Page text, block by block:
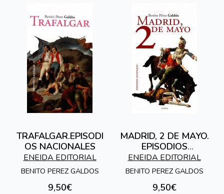
TRAFALGAR.EPISODI
OS NACIONALES
ENEIDA EDITORIAL
BENITO PEREZ GALDOS
9,50€
MADRID, 2 DE MAYO.
EPISODIOS
NACIONALES
ENEIDA EDITORIAL
BENITO PEREZ GALDOS
9,50€